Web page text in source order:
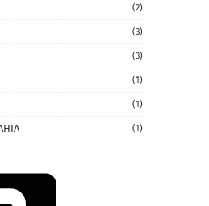
(2)
(3)
(3)
(1)
(1)
(1)